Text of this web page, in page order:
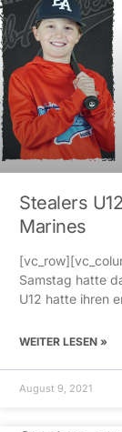
Stealers
Marines
Samstag hatte
U12 hatte ihren
WEITER LESEN »
August 9, 2021